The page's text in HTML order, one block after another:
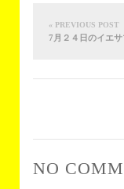
« PREVIOUS POST
7月２４日のイエサ
NO